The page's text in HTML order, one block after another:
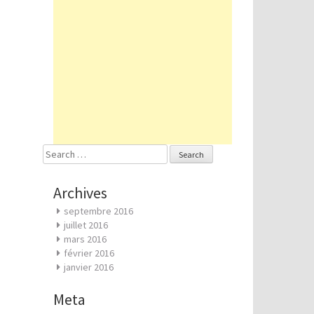
Search
Archives
septembre 2016
juillet 2016
mars 2016
février 2016
janvier 2016
Meta